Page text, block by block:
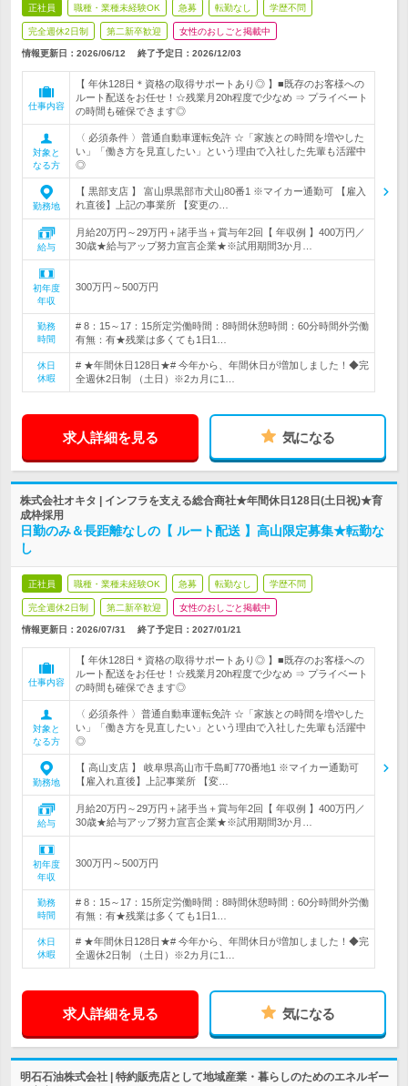
正社員 職種・業種未経験OK 急募 転勤なし 学歴不問
完全週休2日制 第二新卒歓迎 女性のおしごと掲載中
情報更新日：2026/06/12 終了予定日： 2026/12/03
仕事内容
【 年休128日＊資格の取得サポートあり◎ 】■既存のお客様への
ルート配送をお任せ！☆残業月20h程度で少なめ ⇒ プライベート
の時間も確保できます◎
対象と
なる方
〈 必須条件 〉普通自動車運転免許 ☆「家族との時間を増やした
い」「働き方を見直したい」という理由で入社した先輩も活躍中
◎
勤務地
【 黒部支店 】 富山県黒部市犬山80番1 ※マイカー通勤可 【雇入
れ直後】上記の事業所 【変更の…
給与
月給20万円～29万円＋諸手当＋賞与年2回【 年収例 】400万円／
30歳★給与アップ努力宣言企業★※試用期間3か月…
初年度
年収
300万円～500万円
勤務
時間
# 8：15～17：15所定労働時間：8時間休憩時間：60分時間外労働
有無：有★残業は多くても1日1…
休日
休暇
# ★年間休日128日★# 今年から、年間休日が増加しました！◆完
全週休2日制 （土日）※2カ月に1…
求人詳細を見る 気になる
株式会社オキタ | インフラを支える総合商社★年間休日128日(土日祝)★育
成枠採用
日勤のみ＆長距離なしの【 ルート配送 】高山限定募集★転勤な
し
正社員 職種・業種未経験OK 急募 転勤なし 学歴不問
完全週休2日制 第二新卒歓迎 女性のおしごと掲載中
情報更新日：2026/07/31 終了予定日： 2027/01/21
仕事内容
【 年休128日＊資格の取得サポートあり◎ 】■既存のお客様への
ルート配送をお任せ！☆残業月20h程度で少なめ ⇒ プライベート
の時間も確保できます◎
対象と
なる方
〈 必須条件 〉普通自動車運転免許 ☆「家族との時間を増やした
い」「働き方を見直したい」という理由で入社した先輩も活躍中
◎
勤務地
【 高山支店 】 岐阜県高山市千島町770番地1 ※マイカー通勤可
【雇入れ直後】上記事業所 【変…
給与
月給20万円～29万円＋諸手当＋賞与年2回【 年収例 】400万円／
30歳★給与アップ努力宣言企業★※試用期間3か月…
初年度
年収
300万円～500万円
勤務
時間
# 8：15～17：15所定労働時間：8時間休憩時間：60分時間外労働
有無：有★残業は多くても1日1…
休日
休暇
# ★年間休日128日★# 今年から、年間休日が増加しました！◆完
全週休2日制 （土日）※2カ月に1…
求人詳細を見る 気になる
明石石油株式会社 | 特約販売店として地域産業・暮らしのためのエネルギー